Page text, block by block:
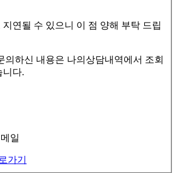
지연될 수 있으니 이 점 양해 부탁 드립
의하신 내용은 나의상담내역에서 조회
니다.
일
가기